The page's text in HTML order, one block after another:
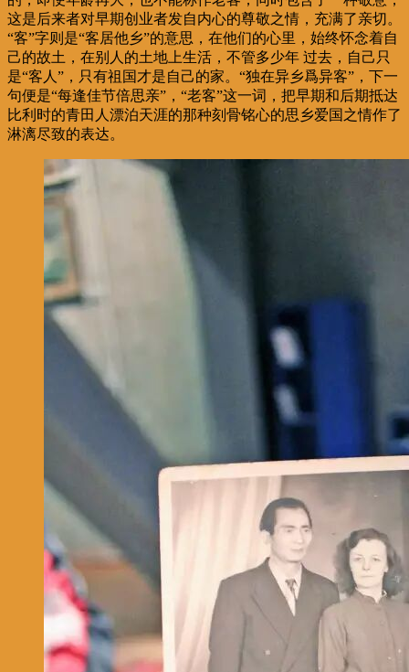
这是后来者对早期创业者发自内心的尊敬之情，充满了亲切。
“客”字则是“客居他乡”的意思，在他们的心里，始终怀念着自
己的故土，在别人的土地上生活，不管多少年 过去，自己只
是“客人”，只有祖国才是自己的家。“独在异乡爲异客”，下一
句便是“每逢佳节倍思亲”，“老客”这一词，把早期和后期抵达
比利时的青田人漂泊天涯的那种刻骨铭心的思乡爱国之情作了
淋漓尽致的表达。